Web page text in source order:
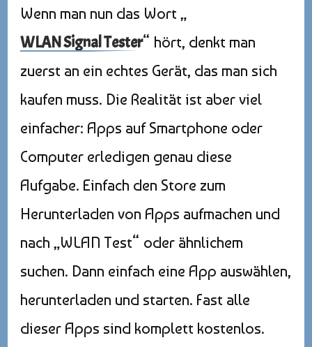
Wenn man nun das Wort „
WLAN Signal Tester“ hört, denkt man
zuerst an ein echtes Gerät, das man sich
kaufen muss. Die Realität ist aber viel
einfacher: Apps auf Smartphone oder
Computer erledigen genau diese
Aufgabe. Einfach den Store zum
Herunterladen von Apps aufmachen und
nach „WLAN Test“ oder ähnlichem
suchen. Dann einfach eine App auswählen,
herunterladen und starten. Fast alle
dieser Apps sind komplett kostenlos.